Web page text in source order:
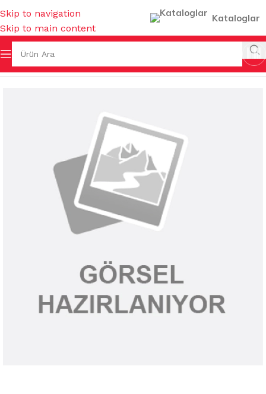
Skip to navigation
Skip to main content
Kataloglar
KAHVE BARDAKLARI & TERMOSLAR & AKSESUARLARI